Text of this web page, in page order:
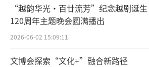
“越韵华光·百廿流芳”纪念越剧诞生
120周年主题晚会圆满播出
2026-06-02 15:09:11
文博会探索“文化+”融合新路径